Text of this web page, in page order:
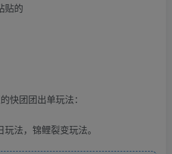
贴的
快团团出单玩法：
法，锦鲤裂变玩法。